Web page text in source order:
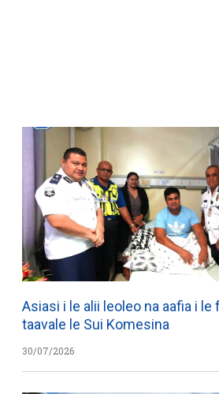
Asiasi i le alii leoleo na aafia i le
taavale le Sui Komesina
30/07/2026